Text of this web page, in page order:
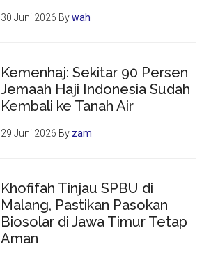
30 Juni 2026 Bywah
Kemenhaj: Sekitar 90 Persen
Jemaah Haji Indonesia Sudah
Kembali ke Tanah Air
29 Juni 2026 By zam
Khofifah Tinjau SPBU di
Malang, Pastikan Pasokan
Biosolar di Jawa Timur Tetap
Aman